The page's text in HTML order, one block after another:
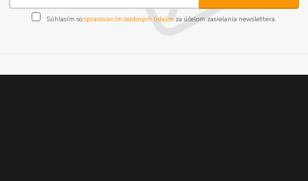
Súhlasím sospracovaním osobných údajov za účelom zasielania newslettera.